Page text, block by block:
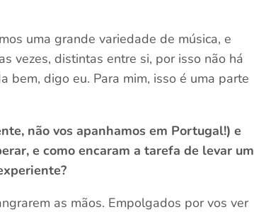
uma grande variedade de música, e
vezes, distintas entre si, por isso não há
bem, digo eu. Para mim, isso é uma parte
não vos apanhamos em Portugal!) e
e como encaram a tarefa de levar um
as mãos. Empolgados por vos ver